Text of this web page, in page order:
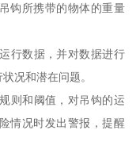
钩所携带的物体的重量
行数据，并对数据进行
况和潜在问题。
则和阈值，对吊钩的运
情况时发出警报，提醒